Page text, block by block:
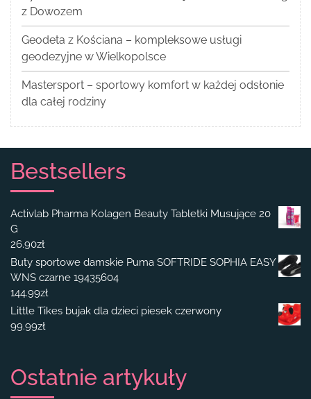
z Dowozem
Geodeta z Kościana – kompleksowe usługi
geodezyjne w Wielkopolsce
Mastersport – sportowy komfort w każdej odsłonie
dla całej rodziny
Bestsellers
Activlab Pharma Kolagen Beauty Tabletki Musujące 20
G
26.90zł
Buty sportowe damskie Puma SOFTRIDE SOPHIA EASY
WNS czarne 19435604
144.99zł
Little Tikes bujak dla dzieci piesek czerwony
99.99zł
Ostatnie artykuły